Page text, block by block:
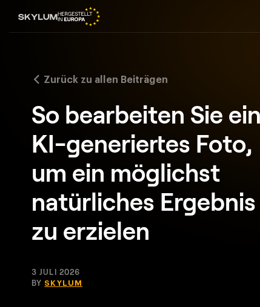
Zurück zu allen Beiträgen
So bearbeiten Sie ein
KI-generiertes Foto,
um ein möglichst
natürliches Ergebnis
zu erzielen
3 JULI 2026
BY SKYLUM